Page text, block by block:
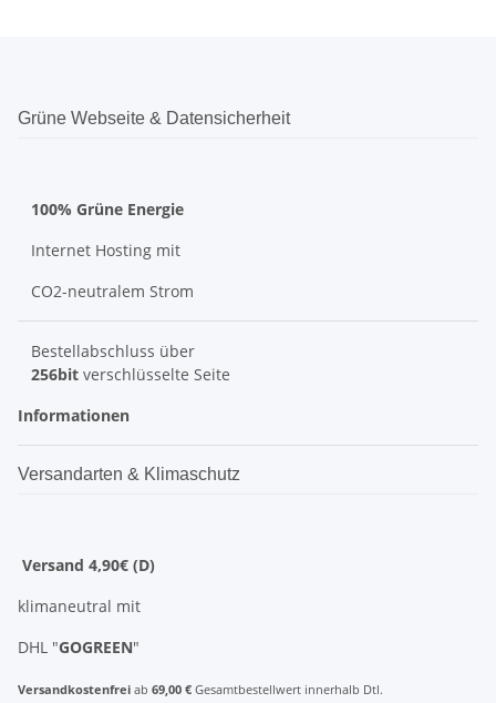
Grüne Webseite & Datensicherheit
100% Grüne Energie
Internet Hosting mit
CO2-neutralem Strom
Bestellabschluss über
256bit verschlüsselte Seite
Informationen
Versandarten & Klimaschutz
Versand 4,90€ (D)
klimaneutral mit
DHL "GOGREEN"
Versandkostenfrei ab 69,00 € Gesamtbestellwert innerhalb Dtl.